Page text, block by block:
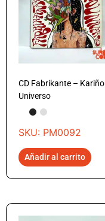
CD Fabrikante – Kariño
Universo
SKU: PM0092
Añadir al carrito